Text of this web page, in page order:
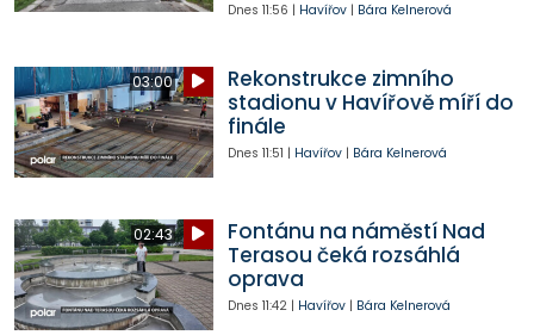
Dnes 11:56 | Havířov| Bára Kelnerová
03:00
Rekonstrukce zimního
stadionu v Havířově míří do
finále
Dnes 11:51 | Havířov| Bára Kelnerová
02:43
Fontánu na náměstí Nad
Terasou čeká rozsáhlá
oprava
Dnes 11:42| Havířov| Bára Kelnerová